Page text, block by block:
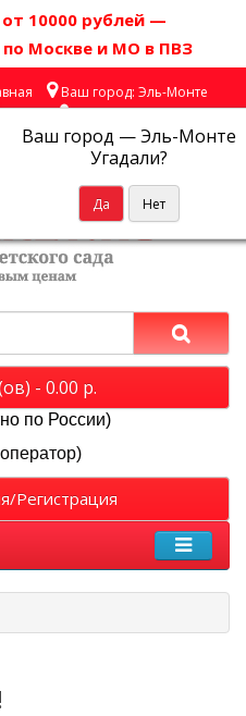
10000 рублей —
по Москве и МО в ПВЗ
Ваш город: Эль-Монте
Ваш город —Эль-Монте
Угадали?
почта
Личный кабинет
- 0.00 р.
по России)
Регистрация